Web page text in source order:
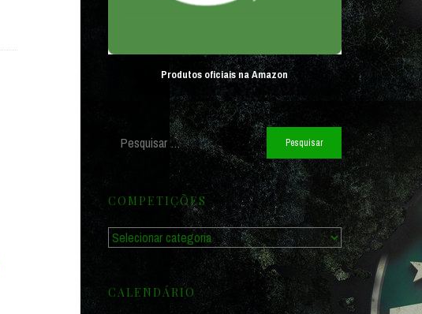
Produtos oficiais na Amazon
Pesquisar
por:
COMPETIÇÕES
Competições
CALENDÁRIO